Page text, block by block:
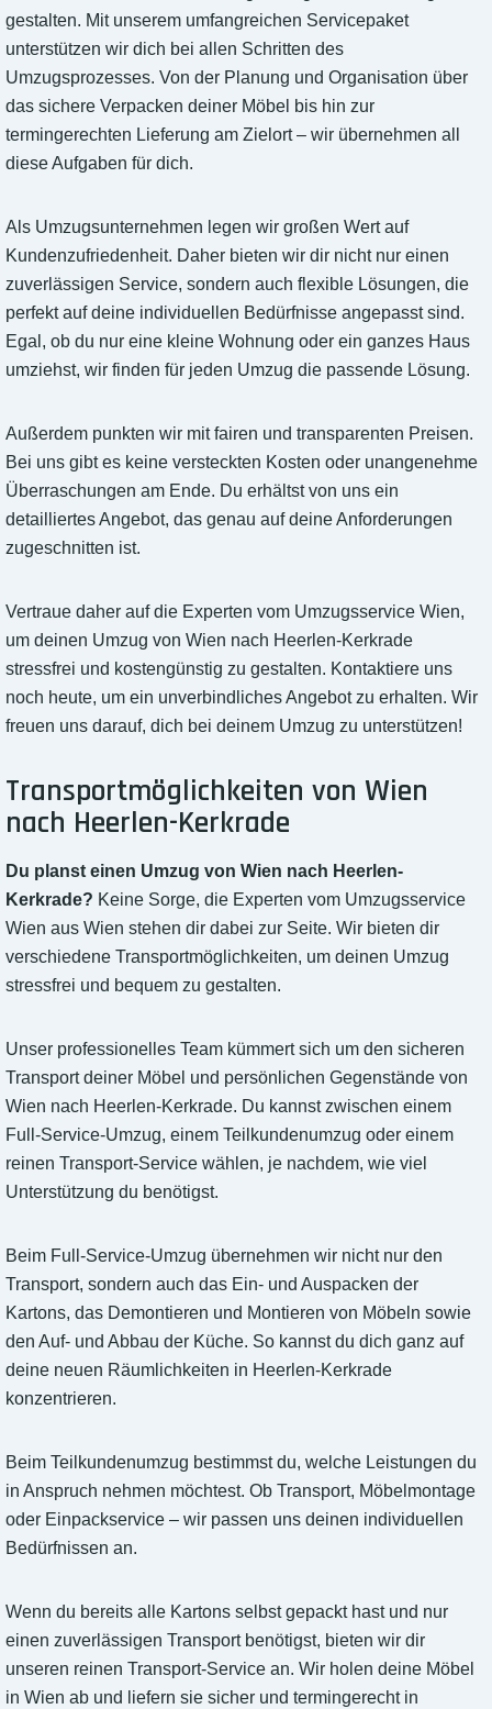
gestalten. Mit unserem umfangreichen Servicepaket
unterstützen wir dich bei allen Schritten des
Umzugsprozesses. Von der Planung und Organisation über
das sichere Verpacken deiner Möbel bis hin zur
termingerechten Lieferung am Zielort – wir übernehmen all
diese Aufgaben für dich.
Als Umzugsunternehmen legen wir großen Wert auf
Kundenzufriedenheit. Daher bieten wir dir nicht nur einen
zuverlässigen Service, sondern auch flexible Lösungen, die
perfekt auf deine individuellen Bedürfnisse angepasst sind.
Egal, ob du nur eine kleine Wohnung oder ein ganzes Haus
umziehst, wir finden für jeden Umzug die passende Lösung.
Außerdem punkten wir mit fairen und transparenten Preisen.
Bei uns gibt es keine versteckten Kosten oder unangenehme
Überraschungen am Ende. Du erhältst von uns ein
detailliertes Angebot, das genau auf deine Anforderungen
zugeschnitten ist.
Vertraue daher auf die Experten vom Umzugsservice Wien,
um deinen Umzug von Wien nach Heerlen-Kerkrade
stressfrei und kostengünstig zu gestalten. Kontaktiere uns
noch heute, um ein unverbindliches Angebot zu erhalten. Wir
freuen uns darauf, dich bei deinem Umzug zu unterstützen!
Transportmöglichkeiten von Wien
nach Heerlen-Kerkrade
Du planst einen Umzug von Wien nach Heerlen-
Kerkrade? Keine Sorge, die Experten vom Umzugsservice
Wien aus Wien stehen dir dabei zur Seite. Wir bieten dir
verschiedene Transportmöglichkeiten, um deinen Umzug
stressfrei und bequem zu gestalten.
Unser professionelles Team kümmert sich um den sicheren
Transport deiner Möbel und persönlichen Gegenstände von
Wien nach Heerlen-Kerkrade. Du kannst zwischen einem
Full-Service-Umzug, einem Teilkundenumzug oder einem
reinen Transport-Service wählen, je nachdem, wie viel
Unterstützung du benötigst.
Beim Full-Service-Umzug übernehmen wir nicht nur den
Transport, sondern auch das Ein- und Auspacken der
Kartons, das Demontieren und Montieren von Möbeln sowie
den Auf- und Abbau der Küche. So kannst du dich ganz auf
deine neuen Räumlichkeiten in Heerlen-Kerkrade
konzentrieren.
Beim Teilkundenumzug bestimmst du, welche Leistungen du
in Anspruch nehmen möchtest. Ob Transport, Möbelmontage
oder Einpackservice – wir passen uns deinen individuellen
Bedürfnissen an.
Wenn du bereits alle Kartons selbst gepackt hast und nur
einen zuverlässigen Transport benötigst, bieten wir dir
unseren reinen Transport-Service an. Wir holen deine Möbel
in Wien ab und liefern sie sicher und termingerecht in